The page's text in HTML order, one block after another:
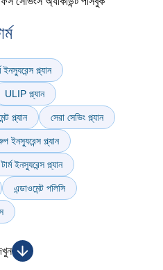
ইনস্যুরেন্স প্ল্যান
ULIP প্ল্যান
প্ল্যান সেরা সেভিং প্ল্যান
ইনস্যুরেন্স প্ল্যান
ইনস্যুরেন্স প্ল্যান
এন্ডাওমেন্ট পলিসি